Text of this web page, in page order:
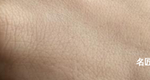
名